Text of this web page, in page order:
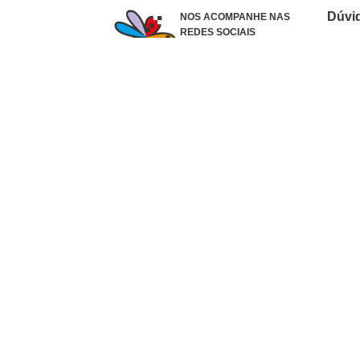
NOS ACOMPANHE NAS
REDES SOCIAIS